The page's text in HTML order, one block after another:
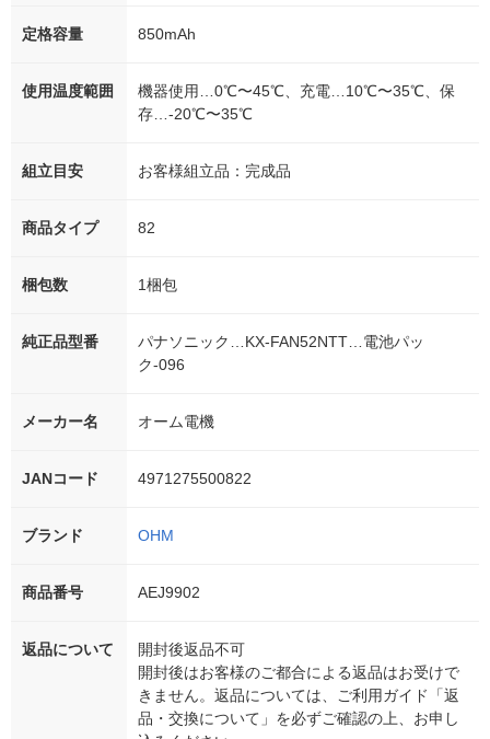
定格容量 850mAh
使用温度範囲
機器使用…0℃〜45℃、充電…10℃〜35℃、保
存…-20℃〜35℃
組立目安 お客様組立品：完成品
商品タイプ 82
梱包数 1梱包
純正品型番
パナソニック…KX-FAN52NTT…電池パッ
ク-096
メーカー名 オーム電機
JANコード 4971275500822
ブランド OHM
商品番号 AEJ9902
返品について
開封後返品不可
開封後はお客様のご都合による返品はお受けで
きません。返品については、ご利用ガイド「返
品・交換について」を必ずご確認の上、お申し